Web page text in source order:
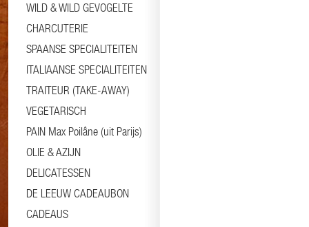
WILD & WILD GEVOGELTE
CHARCUTERIE
SPAANSE SPECIALITEITEN
ITALIAANSE SPECIALITEITEN
TRAITEUR (TAKE-AWAY)
VEGETARISCH
PAIN Max Poilâne (uit Parijs)
OLIE & AZIJN
DELICATESSEN
DE LEEUW CADEAUBON
CADEAUS